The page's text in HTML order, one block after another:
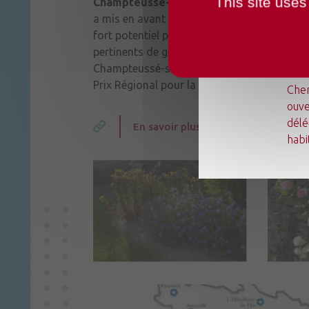
a mis en avant la volonté d’harmoniser la
fort potentiel paysager et un projet
pertinents de gestion écologique.
Champteussé-sur-Baconne a également
Prix Régional pour la mise en valeur du
En savoir plus sur les Villes et